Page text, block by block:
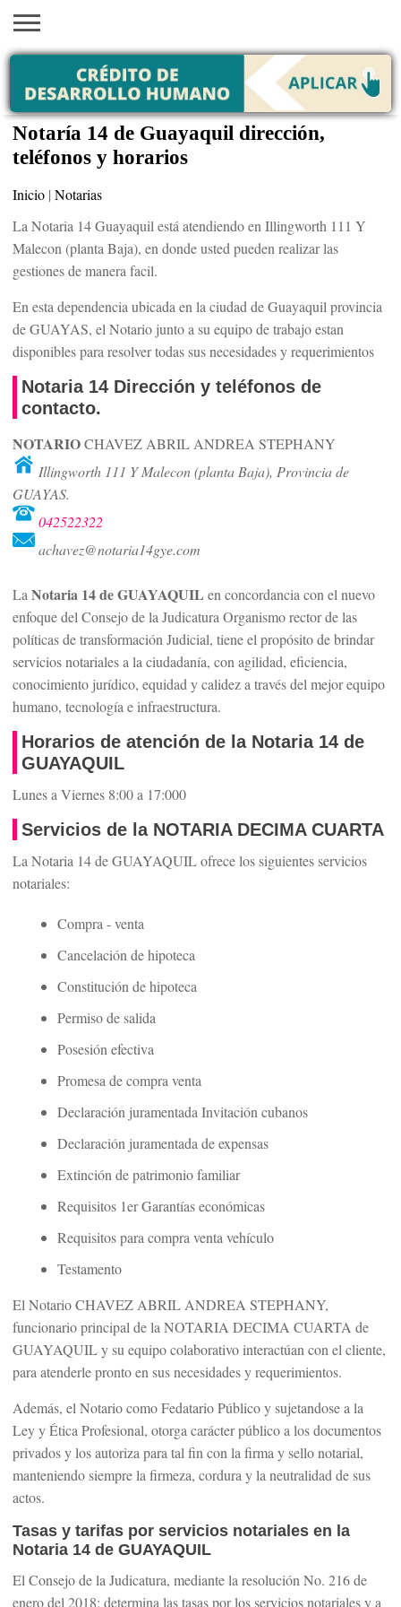
AYUDAS
ECONÓMICAS
VACANTES
EN EEUU
TU
VISA
EMPLEOS
TRÁMITES
PRÉSTAMOS
CURSOS
HOGAR
BELLEZA
Notaría 14 de Guayaquil dirección,
teléfonos y horarios
Inicio | Notarias
La Notaria 14 Guayaquil está atendiendo en Illingworth 111 Y
Malecon (planta Baja), en donde usted pueden realizar las
gestiones de manera facil.
En esta dependencia ubicada en la ciudad de Guayaquil provincia
de GUAYAS, el Notario junto a su equipo de trabajo estan
disponibles para resolver todas sus necesidades y requerimientos
Notaria 14 Dirección y teléfonos de
contacto.
NOTARIOCHAVEZ ABRIL ANDREA STEPHANY
Illingworth 111 Y Malecon (planta Baja), Provincia de
GUAYAS.
042522322
achavez@notaria14gye.com
La Notaria 14 de GUAYAQUIL en concordancia con el nuevo
enfoque del Consejo de la Judicatura Organismo rector de las
políticas de transformación Judicial, tiene el propósito de brindar
servicios notariales a la ciudadanía, con agilidad, eficiencia,
conocimiento jurídico, equidad y calidez a través del mejor equipo
humano, tecnología e infraestructura.
Horarios de atención de la Notaria 14 de
GUAYAQUIL
Lunes a Viernes 8:00 a 17:000
Servicios de la NOTARIA DECIMA CUARTA
La Notaria 14 de GUAYAQUIL ofrece los siguientes servicios
notariales:
Compra - venta
Cancelación de hipoteca
Constitución de hipoteca
Permiso de salida
Posesión efectiva
Promesa de compra venta
Declaración juramentada Invitación cubanos
Declaración juramentada de expensas
Extinción de patrimonio familiar
Requisitos 1er Garantías económicas
Requisitos para compra venta vehículo
Testamento
El Notario CHAVEZ ABRIL ANDREA STEPHANY,
funcionario principal de la NOTARIA DECIMA CUARTA de
GUAYAQUIL y su equipo colaborativo interactúan con el cliente,
para atenderle pronto en sus necesidades y requerimientos.
Además, el Notario como Fedatario Público y sujetandose a la
Ley y Ética Profesional, otorga carácter público a los documentos
privados y los autoriza para tal fin con la firma y sello notarial,
manteniendo siempre la firmeza, cordura y la neutralidad de sus
actos.
Tasas y tarifas por servicios notariales en la
Notaria 14 de GUAYAQUIL
El Consejo de la Judicatura, mediante la resolución No. 216 de
enero del 2018; determina las tasas por los servicios notariales y a